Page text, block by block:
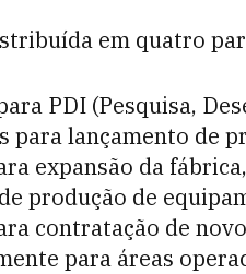
em quatro
PDI (Pesquisa,
para lançamento de
expansão da
produção de
contratação de
para áreas